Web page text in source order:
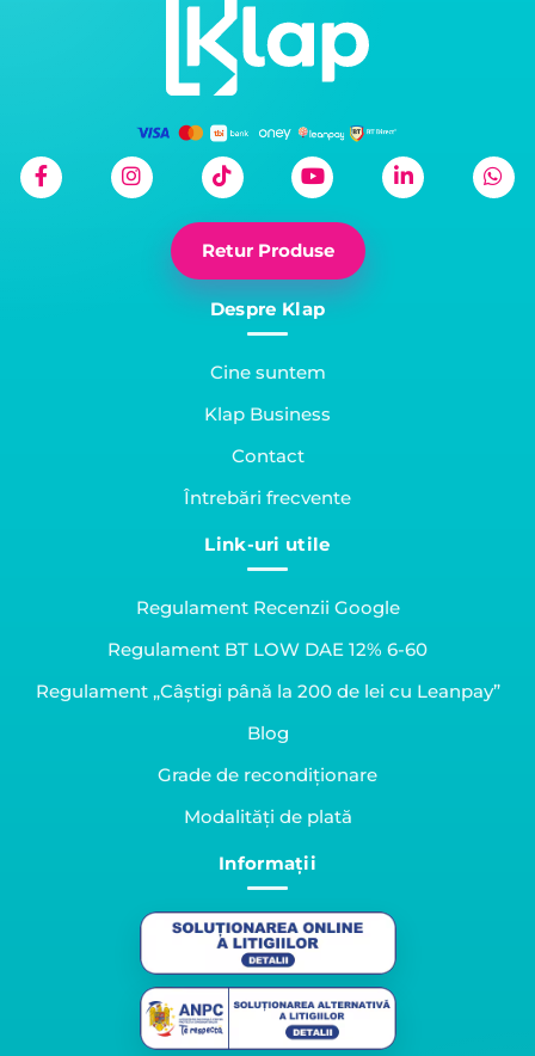
Retur Produse
Despre Klap
Cine suntem
Klap Business
Contact
Întrebări frecvente
Link-uri utile
Regulament Recenzii Google
Regulament BT LOW DAE 12% 6-60
Regulament „Câștigi până la 200 de lei cu Leanpay”
Blog
Grade de recondiționare
Modalități de plată
Informații